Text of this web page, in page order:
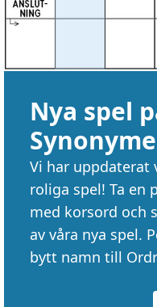
Nya spel
Vi har uppdaterat
roliga spel! Ta en
med korsord och
av våra nya spel.
bytt namn till